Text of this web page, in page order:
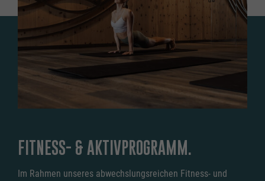
FITNESS- & AKTIVPROGRAMM.
Im Rahmen unseres abwechslungsreichen Fitness- und